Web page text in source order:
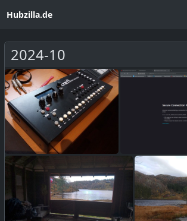
Hubzilla.de
2024-10